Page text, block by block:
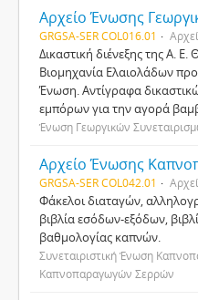
GRGSA-SER COL016.01
Δικαστική διένεξης της Α.
Βιομηχανία Ελαιολάδων
Ένωση. Αντίγραφα
εμπόρων για την αγορά
Ένωση Γεωργικών
GRGSA-SER COL042.01
Φάκελοι διαταγών,
βιβλία εσόδων-εξόδων,
βαθμολογίας καπνών.
Συνεταιριστική Ένωση
Καπνοπαραγωγών Σερρών